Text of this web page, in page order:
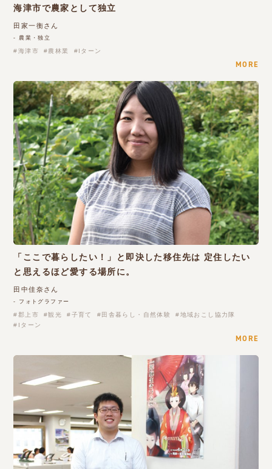
海津市で農家として独立
田家一衡さん
- 農業・独立
海津市 農林業 Iターン
MORE
「ここで暮らしたい！」と即決した移住先は 定住したい
と思えるほど愛する場所に。
田中佳奈さん
- フォトグラファー
郡上市 観光 子育て 田舎暮らし・自然体験
地域おこし協力隊
Iターン
MORE